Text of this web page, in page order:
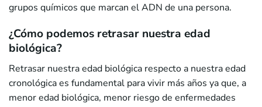
grupos químicos que marcan el ADN de una persona.
¿Cómo podemos retrasar nuestra edad
biológica?
Retrasar nuestra edad biológica respecto a nuestra edad
cronológica es fundamental para vivir más años ya que, a
menor edad biológica, menor riesgo de enfermedades